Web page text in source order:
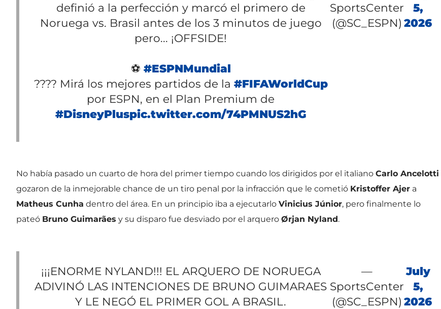
definió a la perfección y marcó el primero de
Noruega vs. Brasil antes de los 3 minutos de juego
pero... ¡OFFSIDE!
⚽ #ESPNMundial
???? Mirá los mejores partidos de la #FIFAWorldCup
por ESPN, en el Plan Premium de
#DisneyPluspic.twitter.com/74PMNUS2hG
SportsCenter
(@SC_ESPN)
5,
2026
No había pasado un cuarto de hora del primer tiempo cuando los dirigidos por el italiano Carlo Ancelotti
gozaron de la inmejorable chance de un tiro penal por la infracción que le cometió Kristoffer Ajer a
Matheus Cunha dentro del área. En un principio iba a ejecutarlo Vinicius Júnior, pero finalmente lo
pateó Bruno Guimarães y su disparo fue desviado por el arquero Ørjan Nyland.
¡¡¡ENORME NYLAND!!! EL ARQUERO DE NORUEGA
ADIVINÓ LAS INTENCIONES DE BRUNO GUIMARAES
Y LE NEGÓ EL PRIMER GOL A BRASIL.
—
SportsCenter
(@SC_ESPN)
July
5,
2026